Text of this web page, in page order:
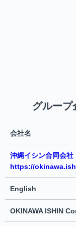
グループ
会社名
沖縄イシン合同会社
https://
English
OKINAWA ISHIN